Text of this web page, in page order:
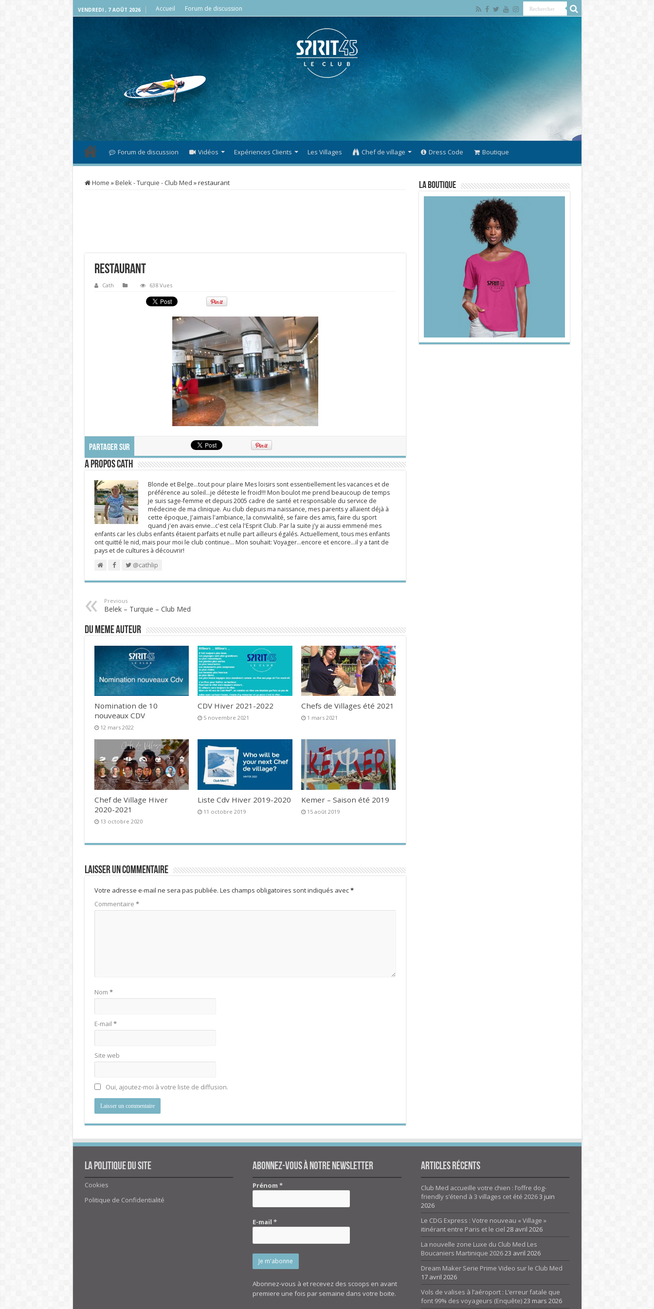
VENDREDI , 7 AOÛT 2026 Accueil Forum de discussion
Forum de discussion Vidéos Expériences Clients Les Villages Chef de village Dress Code Boutique
Home »Belek - Turquie - Club Med »restaurant
restaurant
Cath 638 Vues
PARTAGER SUR
A propos Cath
Blonde et Belge...tout pour plaire Mes loisirs sont essentiellement les vacances et de
préférence au soleil...je déteste le froid!!! Mon boulot me prend beaucoup de temps
je suis sage-femme et depuis 2005 cadre de santé et responsable du service de
médecine de ma clinique. Au club depuis ma naissance, mes parents y allaient déjà à
cette époque, J'aimais l'ambiance, la convivialité, se faire des amis, faire du sport
quand j'en avais envie...c'est cela l'Esprit Club. Par la suite j'y ai aussi emmené mes
enfants car les clubs enfants étaient parfaits et nulle part ailleurs égalés. Actuellement, tous mes enfants
ont quitté le nid, mais pour moi le club continue... Mon souhait: Voyager...encore et encore...il y a tant de
pays et de cultures à découvrir!
@cathlip
Previous
Belek – Turquie – Club Med
DU MEME AUTEUR
Nomination de 10
nouveaux CDV
12 mars 2022
CDV Hiver 2021-2022
5 novembre 2021
Chefs de Villages été 2021
1 mars 2021
Chef de Village Hiver
2020-2021
13 octobre 2020
Liste Cdv Hiver 2019-2020
11 octobre 2019
Kemer – Saison été 2019
15 août 2019
Laisser un commentaire
Votre adresse e-mail ne sera pas publiée. Les champs obligatoires sont indiqués avec*
Commentaire *
Nom *
E-mail *
Site web
Oui, ajoutez-moi à votre liste de diffusion.
La Boutique
La politique du site
Cookies
Politique de Confidentialité
Abonnez-vous à notre newsletter
Prénom*
E-mail*
Abonnez-vous à et recevez des scoops en avant
premiere une fois par semaine dans votre boite.
Articles Récents
Club Med accueille votre chien : l’offre dog-
friendly s’étend à 3 villages cet été 20263 juin
2026
Le CDG Express : Votre nouveau « Village »
itinérant entre Paris et le ciel 28 avril 2026
La nouvelle zone Luxe du Club Med Les
Boucaniers Martinique 202623 avril 2026
Dream Maker Serie Prime Video sur le Club Med
17 avril 2026
Vols de valises à l’aéroport : L’erreur fatale que
font 99% des voyageurs (Enquête)23 mars 2026